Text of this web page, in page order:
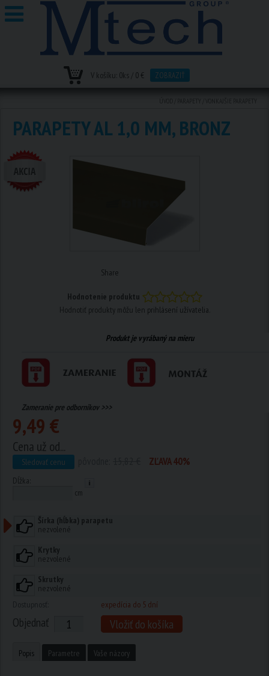
V košíku: 0ks / 0 € ZOBRAZIŤ
PARAPETY AL 1,0 MM, BRONZ
Share
Hodnotenie produktu
Hodnotiť produkty môžu len prihlásení užívatelia
Produkt je vyrábaný na mieru
Zameranie pre odborníkov >>>
9,49 €
Cena už od...
Sledovať cenu ZĽAVA 40%
Dĺžka:
cm
Šírka (hĺbka) parapetu
nezvolené
Krytky
nezvolené
Skrutky
nezvolené
expedícia do 5 dní
Objednať Vložiť do košíka
Popis Parametre Vaše názory